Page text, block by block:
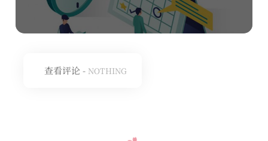
查看评论 - NOTHING